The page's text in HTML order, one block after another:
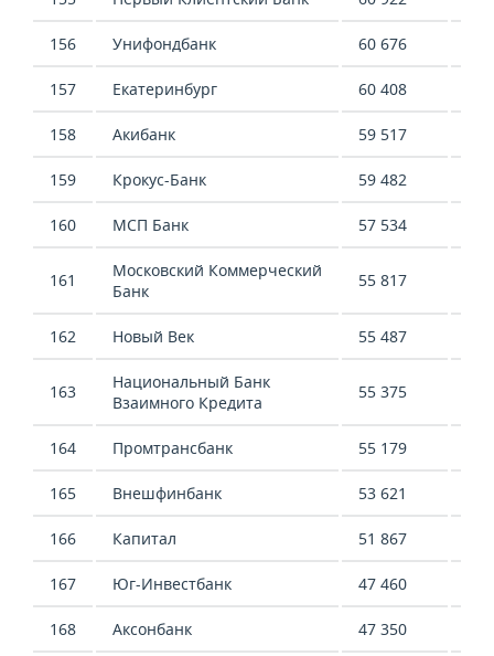
156 Унифондбанк 60 676
157 Екатеринбург 60 408
158 Акибанк 59 517
159 Крокус-Банк 59 482
160 МСП Банк 57 534
161
Московский Коммерческий
Банк
55 817
162 Новый Век 55 487
163
Национальный Банк
Взаимного Кредита
55 375
164 Промтрансбанк 55 179
165 Внешфинбанк 53 621
166 Капитал 51 867
167 Юг-Инвестбанк 47 460
168 Аксонбанк 47 350